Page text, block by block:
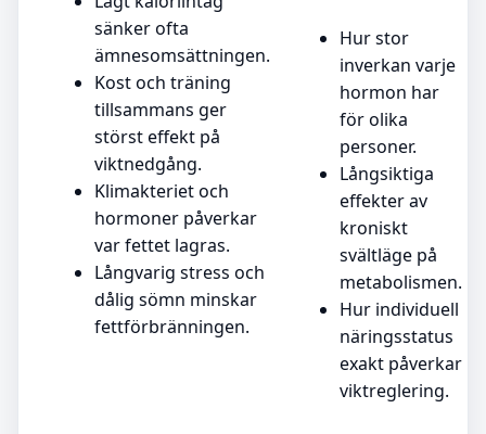
sänker ofta
ämnesomsättningen.
Kost och träning
tillsammans ger
störst effekt på
viktnedgång.
Klimakteriet och
hormoner påverkar
var fettet lagras.
Långvarig stress och
dålig sömn minskar
fettförbränningen.
Hur stor
inverkan varje
hormon har
för olika
personer.
Långsiktiga
effekter av
kroniskt
svältläge på
metabolismen.
Hur individuell
näringsstatus
exakt påverkar
viktreglering.